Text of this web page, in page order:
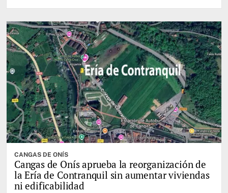
CANGAS DE ONÍS
Cangas de Onís aprueba la reorganización de
la Ería de Contranquil sin aumentar viviendas
ni edificabilidad